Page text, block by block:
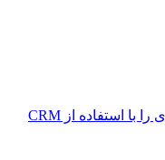
بیش از ۷۰٪ از کسب‌وکارها تجربه مشتری را با استفاده از CRM